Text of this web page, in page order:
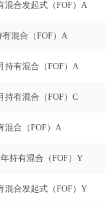
混合发起式（FOF）A
混合（FOF）A
持有混合（FOF）A
持有混合（FOF）C
混合（FOF）A
持有混合（FOF）Y
混合发起式（FOF）Y